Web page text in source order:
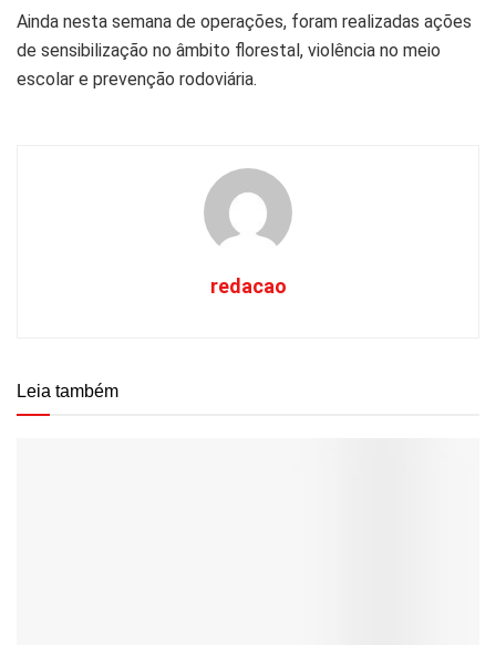
Ainda nesta semana de operações, foram realizadas ações
de sensibilização no âmbito florestal, violência no meio
escolar e prevenção rodoviária.
redacao
Leia também